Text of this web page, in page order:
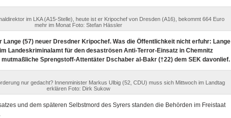
im LKA (A15-Stelle), heute ist er Kripochef von Dresden (A16), bekommt 664 Euro
mehr im Monat Foto: Stefan Hässler
Lange (57) neuer Dresdner Kripochef. Was die Öffentlichkeit nicht erfuhr: Lange
Landeskriminalamt für den desaströsen Anti-Terror-Einsatz in Chemnitz
Sprengstoff-Attentäter Dschaber al-Bakr (†22) dem SEK davonlief.
nur gedacht? Innenminister Markus Ulbig (52, CDU) muss sich Mittwoch im Landtag
erklären Foto: Dirk Sukow
und dem späteren Selbstmord des Syrers standen die Behörden im Freistaat